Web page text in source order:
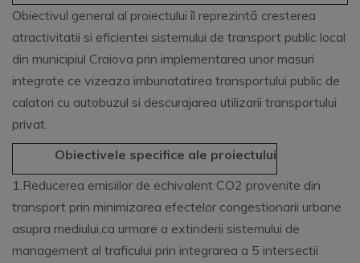
Obiectivul general al proiectului îl reprezintă cresterea
atractivitatii si eficientei sistemului de transport public local
din municipiul Craiova prin implementarea unor masuri
integrate ce vizeaza imbunatatirea transportului public de
calatori cu autobuzul si descurajarea utilizarii transportului
privat.
Obiectivele specifice ale proiectului
1.Reducerea emisiilor de echivalent CO2 provenite din
transport prin minimizarea efectelor congestionarii urbane
asupra mediului,ca urmare a extinderii sistemului de
management al traficului prin integrarea a 5 intersectii